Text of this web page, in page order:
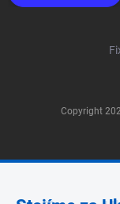
Copyright